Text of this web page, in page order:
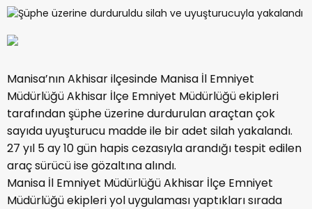
Manisa’nın Akhisar ilçesinde Manisa İl Emniyet
Müdürlüğü Akhisar İlçe Emniyet Müdürlüğü ekipleri
tarafından şüphe üzerine durdurulan araçtan çok
sayıda uyuşturucu madde ile bir adet silah yakalandı.
27 yıl 5 ay 10 gün hapis cezasıyla arandığı tespit edilen
araç sürücü ise gözaltına alındı.
Manisa İl Emniyet Müdürlüğü Akhisar İlçe Emniyet
Müdürlüğü ekipleri yol uygulaması yaptıkları sırada